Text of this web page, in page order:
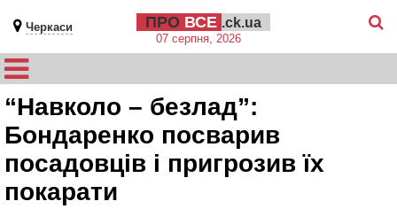
Черкаси ПРО ВСЕ .ck.ua
07 серпня, 2026
“Навколо – безлад”:
Бондаренко посварив
посадовців і пригрозив їх
покарати